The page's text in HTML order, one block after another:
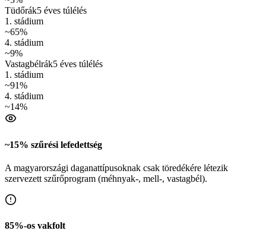
Tüdőrák5 éves túlélés
1. stádium
~65%
4. stádium
~9%
Vastagbélrák5 éves túlélés
1. stádium
~91%
4. stádium
~14%
~15% szűrési lefedettség
A magyarországi daganattípusoknak csak töredékére létezik
szervezett szűrőprogram (méhnyak-, mell-, vastagbél).
85%-os vakfolt